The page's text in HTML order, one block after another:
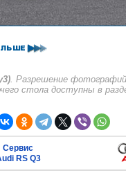
. Разрешение фотографий
стола доступны в
Сервис
RS Q3